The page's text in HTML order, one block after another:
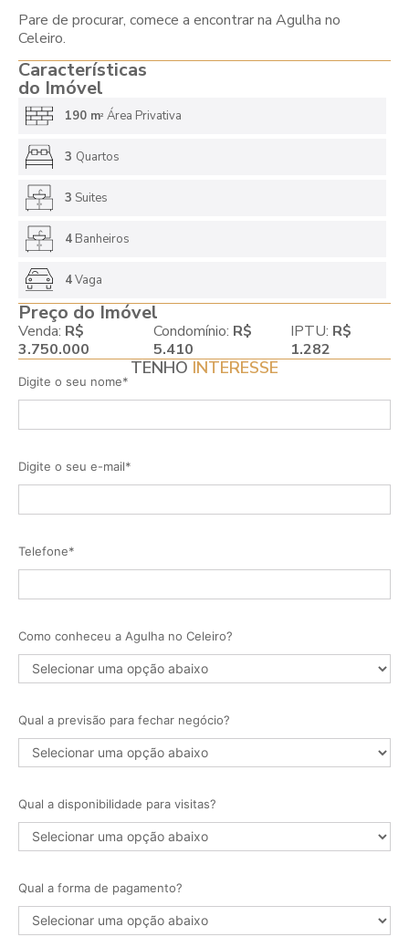
Pare de procurar, comece a encontrar na Agulha no
Celeiro.
Características
do Imóvel
190 m2 Área Privativa
3 Quartos
3 Suites
4Banheiros
4Vaga
Preço do Imóvel
Venda: R$
3.750.000
Condomínio: R$
5.410
IPTU: R$
1.282
TENHO INTERESSE
Digite o seu nome*
Digite o seu e-mail*
Telefone*
Como conheceu a Agulha no Celeiro?
Qual a previsão para fechar negócio?
Qual a disponibilidade para visitas?
Qual a forma de pagamento?